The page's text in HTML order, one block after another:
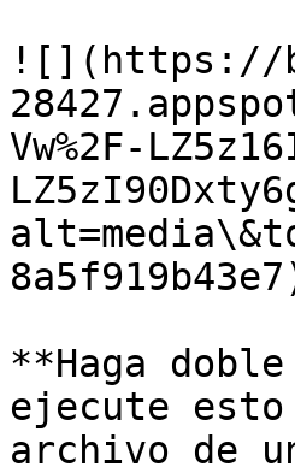
![](https://
Vw%2F-
**Haga
ejecute esto
archivo de